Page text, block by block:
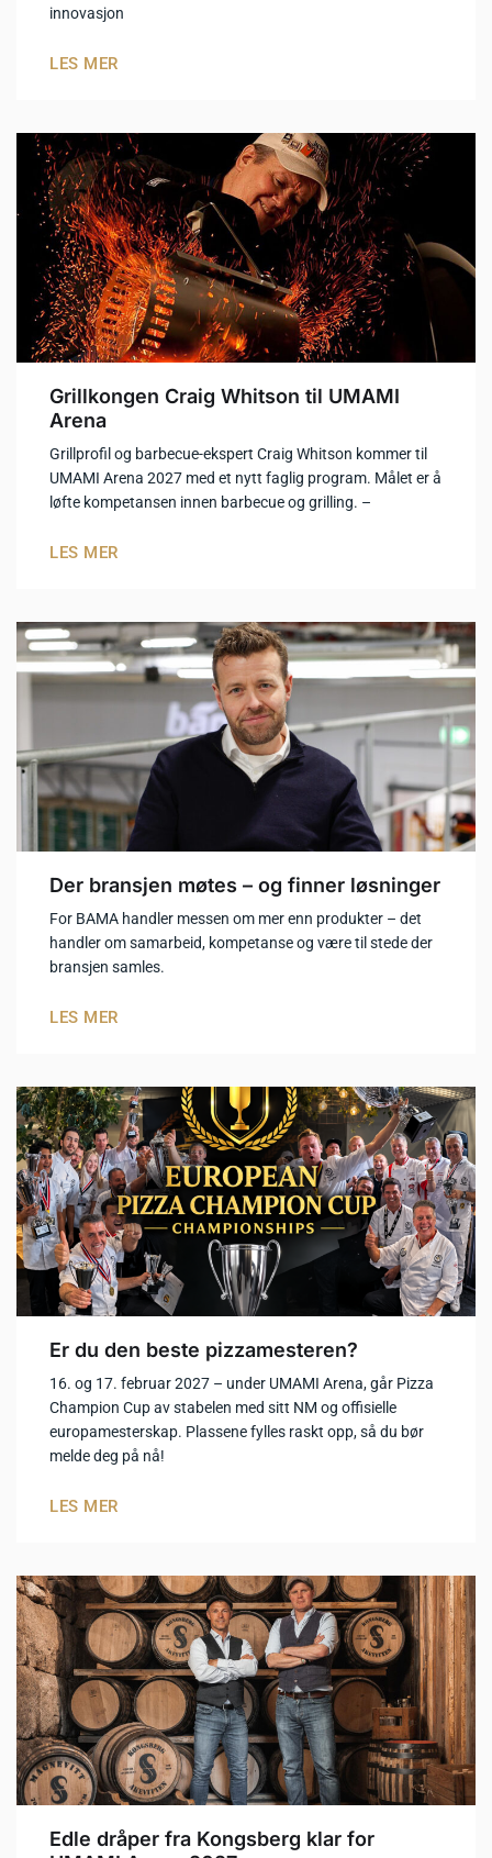
innovasjon
LES MER
Grillkongen Craig Whitson til UMAMI
Arena
Grillprofil og barbecue-ekspert Craig Whitson kommer til
UMAMI Arena 2027 med et nytt faglig program. Målet er å
løfte kompetansen innen barbecue og grilling. –
LES MER
Der bransjen møtes – og finner løsninger
For BAMA handler messen om mer enn produkter – det
handler om samarbeid, kompetanse og være til stede der
bransjen samles.
LES MER
Er du den beste pizzamesteren?
16. og 17. februar 2027 – under UMAMI Arena, går Pizza
Champion Cup av stabelen med sitt NM og offisielle
europamesterskap. Plassene fylles raskt opp, så du bør
melde deg på nå!
LES MER
Edle dråper fra Kongsberg klar for